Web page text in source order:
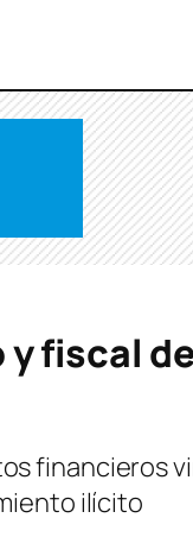
y fiscal
financieros
ilícito